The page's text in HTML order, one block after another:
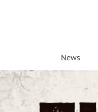
News